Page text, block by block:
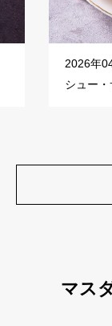
2026年
シュー
マス